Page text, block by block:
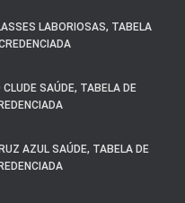
LABORIOSAS, TABELA
SAÚDE, TABELA DE
AZUL SAÚDE, TABELA DE